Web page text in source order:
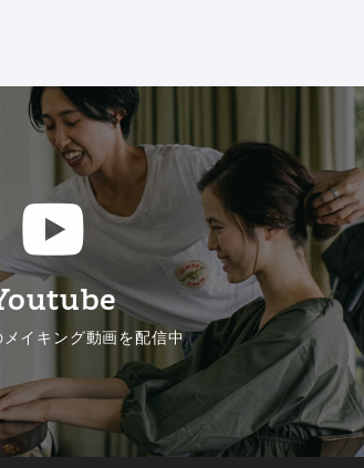
イキング動画を配信中